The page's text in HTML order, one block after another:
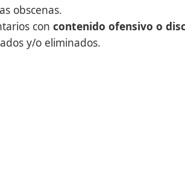
obscenas.
con contenido ofensivo o
y/o eliminados.